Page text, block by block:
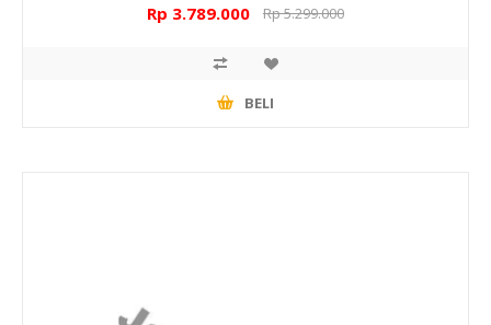
Rp 3.789.000 Rp 5.299.000
BELI